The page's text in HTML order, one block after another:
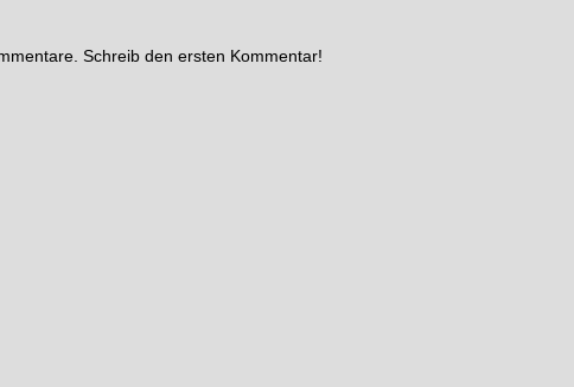
Schreib den ersten Kommentar!